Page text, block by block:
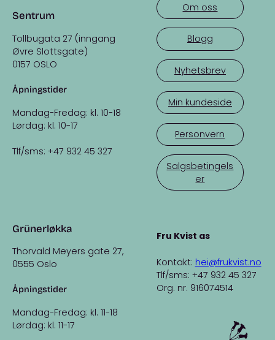
Sentrum
Tollbugata 27 (inngang
Øvre Slottsgate)
0157 OSLO
Åpningstider
Mandag-Fredag: kl. 10-18
Lørdag: kl. 10-17
Tlf/sms: +47 932 45 327
Grünerløkka
Thorvald Meyers gate 27,
0555 Oslo
Åpningstider
Mandag-Fredag: kl. 11-18
Lørdag: kl. 11-17
Om oss
Blogg
Nyhetsbrev
Min kundeside
Personvern
Salgsbetingels
er
Fru Kvist as
Kontakt: hei@frukvist.no
Tlf/sms: +47 932 45 327
Org. nr. 916074514